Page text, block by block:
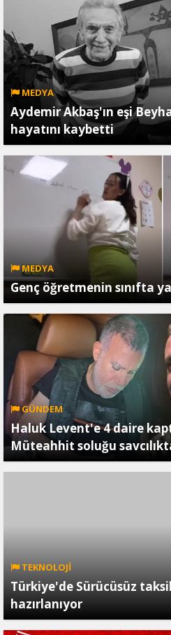
MEDYA
Aydemir Akbaş'ın eşi
hayatını kaybetti
MEDYA
Genç öğretmenin sınıfta
GÜNDEM
Haluk Levent'e 4 daire
Müteahhit soluğu
TEKNOLOJİ
Türkiye'de Sürücüsüz
hazırlanıyor